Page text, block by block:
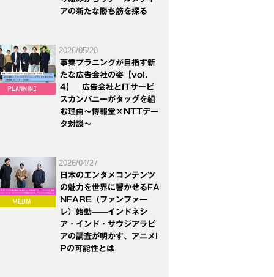
アの新たな勝ち筋を探る
2026/05/20
事業プラニングが目指す新
たな広告会社の姿【vol.
4】 広告会社とITサービ
スカンパニーがタッグを組
む理由～博報堂×NTTデー
タ対談～
2026/04/27
日本のエンタメコンテンツ
の魅力を世界に響かせるFA
NFARE（ファンファー
レ）始動——インドネシ
ア・インド・サウジアラビ
アの調査が明かす、アニメI
Pの可能性とは